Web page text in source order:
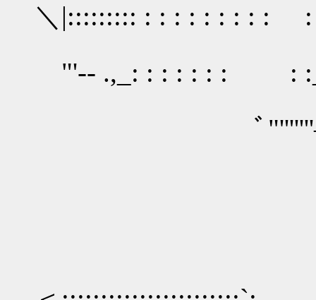
＼|::::::::: : : : : : : : : : :
"'‐- .,_: : : : : : : :
ﾞ